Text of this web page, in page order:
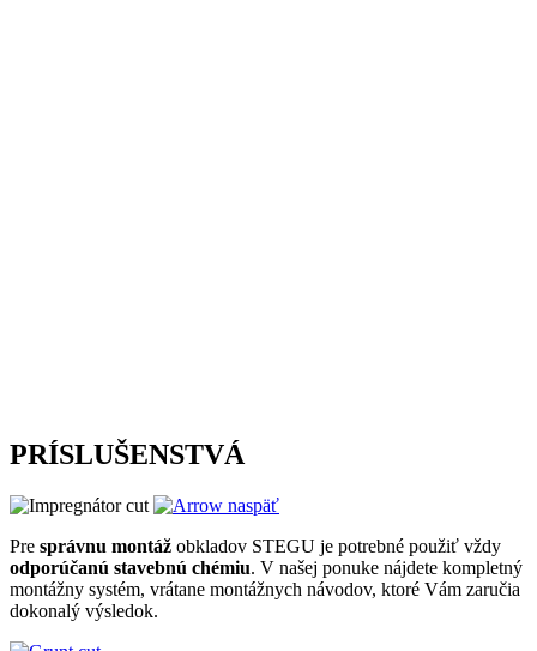
PRÍSLUŠENSTVÁ
naspäť
Pre správnu montáž obkladov STEGU je potrebné použiť vždy
odporúčanú stavebnú chémiu. V našej ponuke nájdete kompletný
montážny systém, vrátane montážnych návodov, ktoré Vám zaručia
dokonalý výsledok.